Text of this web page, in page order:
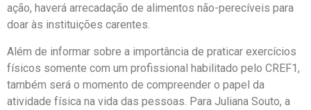
ação, haverá arrecadação de alimentos não-perecíveis para
doar às instituições carentes.
Além de informar sobre a importância de praticar exercícios
físicos somente com um profissional habilitado pelo CREF1,
também será o momento de compreender o papel da
atividade física na vida das pessoas. Para Juliana Souto, a